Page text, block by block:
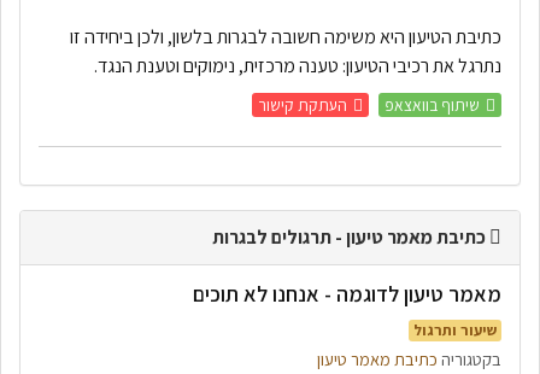
כתיבת הטיעון היא משימה חשובה לבגרות בלשון, ולכן ביחידה זו
נתרגל את רכיבי הטיעון: טענה מרכזית, נימוקים וטענת הנגד.
שיתוף בוואצאפ העתקת קישור
כתיבת מאמר טיעון - תרגולים לבגרות
מאמר טיעון לדוגמה - אנחנו לא תוכים
שיעור ותרגול
בקטגוריה כתיבת מאמר טיעון